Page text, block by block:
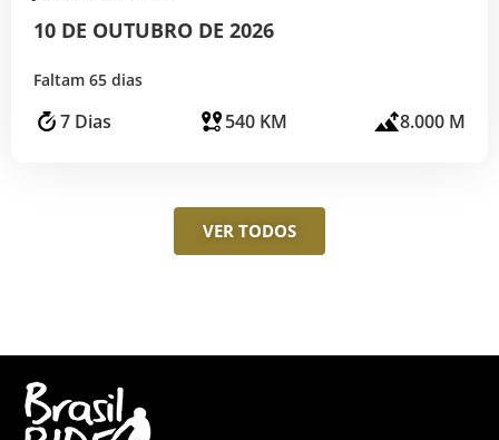
10 DE OUTUBRO DE 2026
Faltam 65 dias
7 Dias 540 KM 8.000 M
VER TODOS